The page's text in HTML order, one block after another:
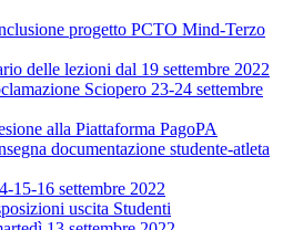
progetto PCTO Mind-Terzo
delle lezioni dal 19 settembre 2022
Sciopero 23-24 settembre
alla Piattaforma PagoPA
documentazione studente-atleta
15-16 settembre 2022
uscita Studenti